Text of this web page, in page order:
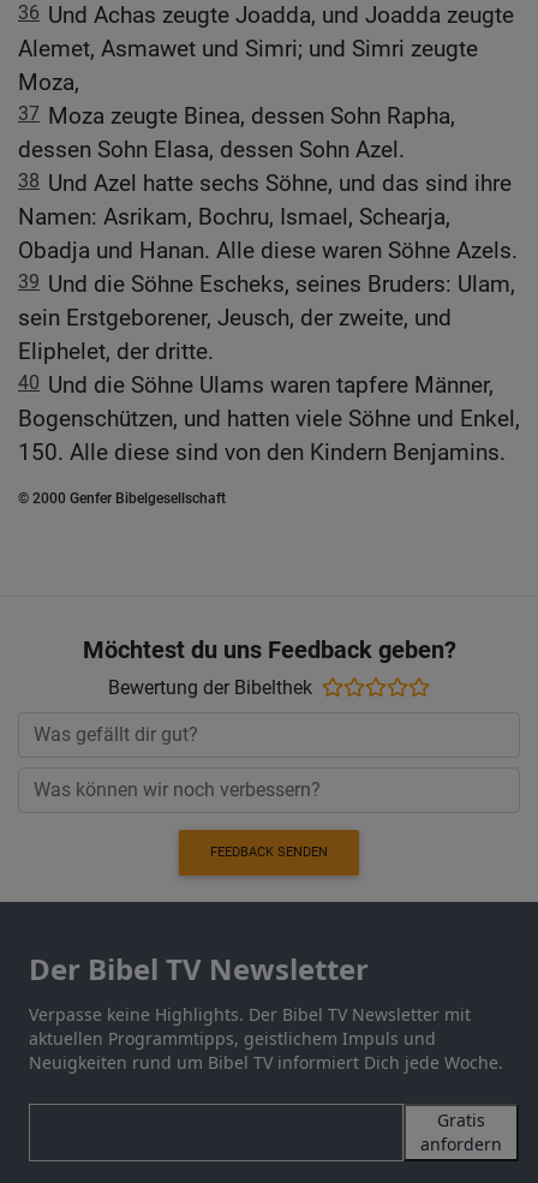
36 Und Achas zeugte Joadda, und Joadda zeugte
Alemet, Asmawet und Simri; und Simri zeugte
Moza,
37 Moza zeugte Binea, dessen Sohn Rapha,
dessen Sohn Elasa, dessen Sohn Azel.
38 Und Azel hatte sechs Söhne, und das sind ihre
Namen: Asrikam, Bochru, Ismael, Schearja,
Obadja und Hanan. Alle diese waren Söhne Azels.
39 Und die Söhne Escheks, seines Bruders: Ulam,
sein Erstgeborener, Jeusch, der zweite, und
Eliphelet, der dritte.
40 Und die Söhne Ulams waren tapfere Männer,
Bogenschützen, und hatten viele Söhne und Enkel,
150. Alle diese sind von den Kindern Benjamins.
© 2000 Genfer Bibelgesellschaft
Möchtest du uns Feedback geben?
Bewertung der Bibelthek
FEEDBACK SENDEN
Der Bibel TV Newsletter
Verpasse keine Highlights. Der Bibel TV Newsletter mit
aktuellen Programmtipps, geistlichem Impuls und
Neuigkeiten rund um Bibel TV informiert Dich jede Woche.
Gratis
anfordern